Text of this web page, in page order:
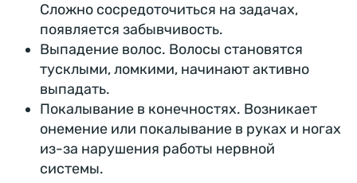
Сложно сосредоточиться на задачах,
появляется забывчивость.
Выпадение волос. Волосы становятся
тусклыми, ломкими, начинают активно
выпадать.
Покалывание в конечностях. Возникает
онемение или покалывание в руках и ногах
из-за нарушения работы нервной
системы.